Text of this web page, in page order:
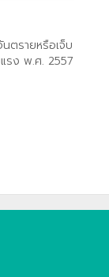
ตรายหรือเจ็บ
รง พ.ศ. 2557